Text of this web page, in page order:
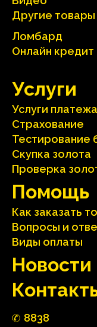
Другие товары
Ломбард
Онлайн кредит
Услуги
Услуги платежа
Страхование
Тестирование
Скупка золота
Проверка
Помощь
Как заказать
Вопросы и
Виды оплаты
Hовости
8838